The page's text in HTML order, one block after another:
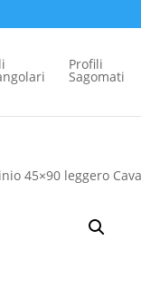
Profili
Sagomati
45×90 leggero